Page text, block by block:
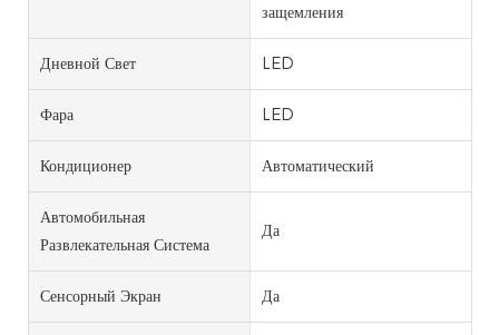
защемления
Дневной Свет LED
Фара LED
Кондиционер Автоматический
Автомобильная
Развлекательная Система
Да
Сенсорный Экран Да